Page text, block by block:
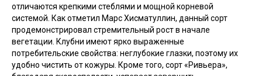
отличаются крепкими стеблями и мощной корневой
системой. Как отметил Марс Хисматуллин, данный сорт
продемонстрировал стремительный рост в начале
вегетации. Клубни имеют ярко выраженные
потребительские свойства: неглубокие глазки, поэтому их
удобно чистить от кожуры. Кроме того, сорт «Ривьера»,